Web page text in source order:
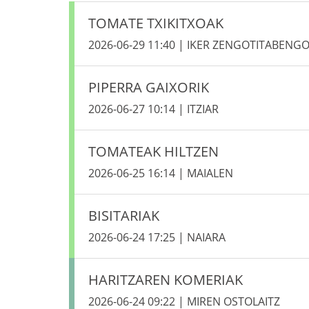
TOMATE TXIKITXOAK
2026-06-29 11:40 | IKER
PIPERRA GAIXORIK
2026-06-27 10:14 | ITZIAR
TOMATEAK HILTZEN
2026-06-25 16:14 | MAIALEN
BISITARIAK
2026-06-24 17:25 | NAIARA
HARITZAREN KOMERIAK
2026-06-24 09:22 | MIREN OSTOLAITZ